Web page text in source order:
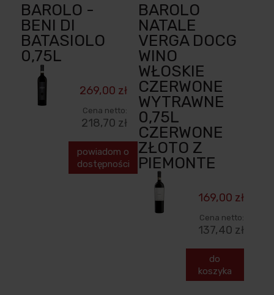
BAROLO -
BENI DI
BATASIOLO
0,75L
269,00 zł
Cena netto:
218,70 zł
powiadom o
dostępności
BAROLO
NATALE
VERGA DOCG
WINO
WŁOSKIE
CZERWONE
WYTRAWNE
0,75L
CZERWONE
ZŁOTO Z
PIEMONTE
169,00 zł
Cena netto:
137,40 zł
do
koszyka